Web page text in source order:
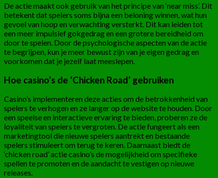
De actie maakt ook gebruik van het principe van ‘near miss’. Dit
betekent dat spelers soms bijna een beloning winnen, wat hun
gevoel van hoop en verwachting versterkt. Dit kan leiden tot
een meer impulsief gokgedrag en een grotere bereidheid om
door te spelen. Door de psychologische aspecten van de actie
te begrijpen, kun je meer bewust zijn van je eigen gedrag en
voorkomen dat je jezelf laat meeslepen.
Hoe casino’s de ‘Chicken Road’ gebruiken
Casino’s implementeren deze acties om de betrokkenheid van
spelers te verhogen en ze langer op de website te houden. Door
een speelse en interactieve ervaring te bieden, proberen ze de
loyaliteit van spelers te vergroten. De actie fungeert als een
marketingtool die nieuwe spelers aantrekt en bestaande
spelers stimuleert om terug te keren. Daarnaast biedt de
‘chicken road’ actie casino’s de mogelijkheid om specifieke
spellen te promoten en de aandacht te vestigen op nieuwe
releases.